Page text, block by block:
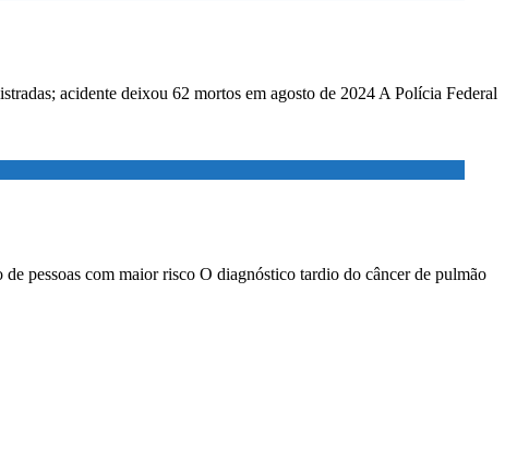
acidente deixou 62 mortos em agosto de 2024 A Polícia Federal
pessoas com maior risco O diagnóstico tardio do câncer de pulmão